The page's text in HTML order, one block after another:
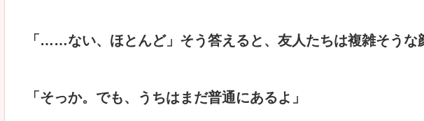
「……ない、ほとんど」そう答えると、友人たちは複雑そうな
「そっか。でも、うちはまだ普通にあるよ」